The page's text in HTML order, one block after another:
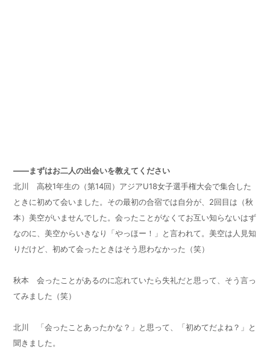
——まずはお二人の出会いを教えてください
北川 高校1年生の（第14回）アジアU18女子選手権大会で集合した
ときに初めて会いました。その最初の合宿では自分が、2回目は（秋
本）美空がいませんでした。会ったことがなくてお互い知らないはず
なのに、美空からいきなり「やっほー！」と言われて。美空は人見知
りだけど、初めて会ったときはそう思わなかった（笑）
秋本 会ったことがあるのに忘れていたら失礼だと思って、そう言っ
てみました（笑）
北川 「会ったことあったかな？」と思って、「初めてだよね？」と
聞きました。